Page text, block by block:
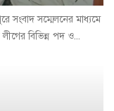
সংবাদ সম্মেলনের মাধ্যমে
বিভিন্ন পদ ও...